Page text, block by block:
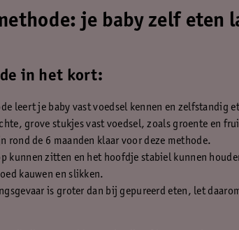
je baby zelf eten
in het kort:
leert je baby vast voedsel kennen en zelfstandig
grove stukjes vast voedsel, zoals groente en
rond de 6 maanden klaar voor deze methode.
kunnen zitten en het hoofdje stabiel kunnen
kauwen en slikken.
is groter dan bij gepureerd eten, let